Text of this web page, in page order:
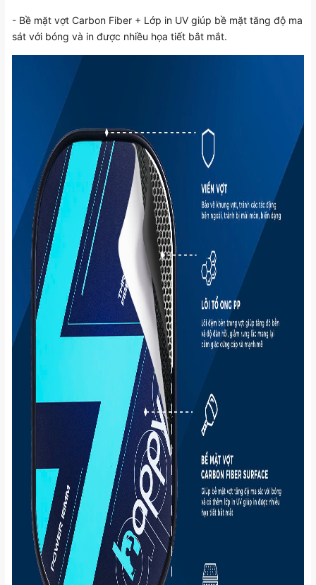
- Bề mặt vợt Carbon Fiber + Lớp in UV giúp bề mặt tăng độ ma
sát với bóng và in được nhiều họa tiết bắt mắt.